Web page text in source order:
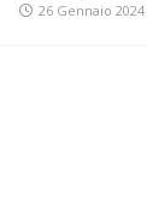
26 Gennaio 2024